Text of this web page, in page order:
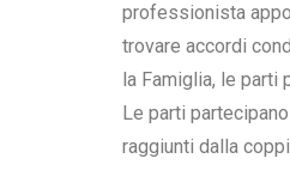
professionista
trovare accordi
la Famiglia, le parti
Le parti
raggiunti dalla